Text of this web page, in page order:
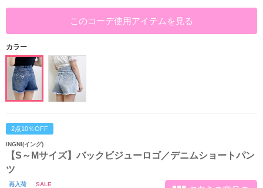
このコーデ使用アイテムを見る
カラー
2点10％OFF
INGNI(イング)
【S～Mサイズ】バックビジューロゴ／デニムショートパン
ツ
再入荷 SALE